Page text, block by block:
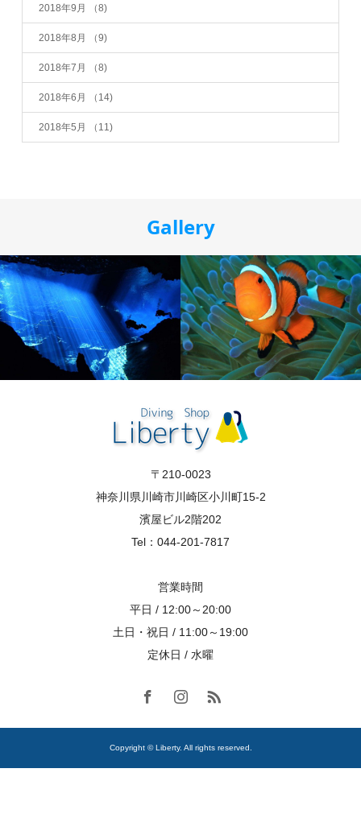
2018年9月 （8)
2018年8月 （9)
2018年7月 （8)
2018年6月 （14)
2018年5月 （11)
Gallery
〒210-0023
神奈川県川崎市川崎区小川町15-2
濱屋ビル2階202
Tel：044-201-7817
営業時間
平日 / 12:00～20:00
土日・祝日 / 11:00～19:00
定休日 / 水曜
Copyright © Liberty. All rights reserved.